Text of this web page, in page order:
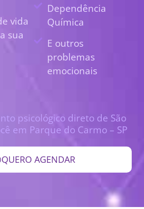
vida
sua
Dependência
Química
E outros
problemas
emocionais
psicológico direto de São
em Parque do Carmo – SP
QUERO AGENDAR